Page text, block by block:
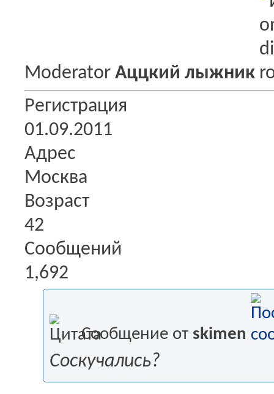
Moderator Аццкий лыжник
Регистрация
01.09.2011
Адрес
Москва
Возраст
42
Сообщений
1,692
Сообщение от skimen
Соскучались?